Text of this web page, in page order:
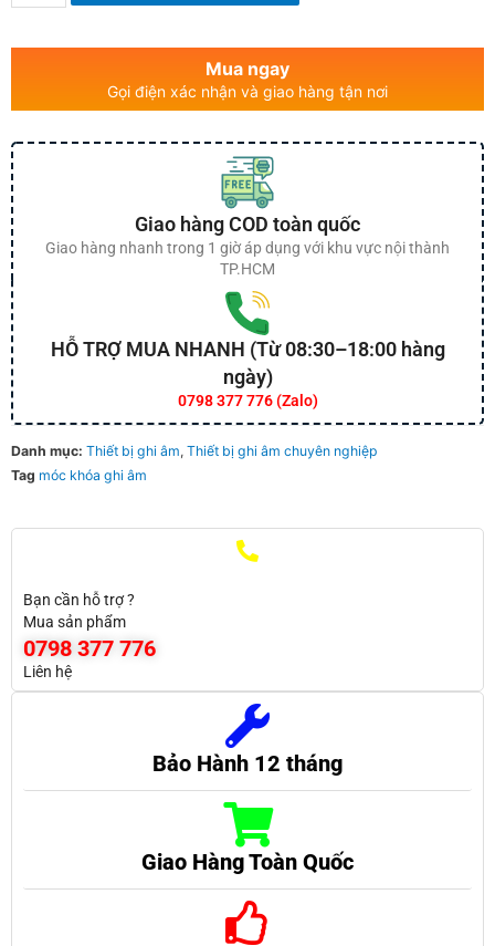
Mua ngay
Gọi điện xác nhận và giao hàng tận nơi
Giao hàng COD toàn quốc
Giao hàng nhanh trong 1 giờ áp dụng với khu vực nội thành
TP.HCM
HỖ TRỢ MUA NHANH (Từ 08:30–18:00 hàng
ngày)
0798 377 776 (Zalo)
Danh mục: Thiết bị ghi âm, Thiết bị ghi âm chuyên nghiệp
Tag móc khóa ghi âm
Bạn cần hỗ trợ ?
Mua sản phẩm
0798 377 776
Liên hệ
Bảo Hành 12 tháng
Giao Hàng Toàn Quốc